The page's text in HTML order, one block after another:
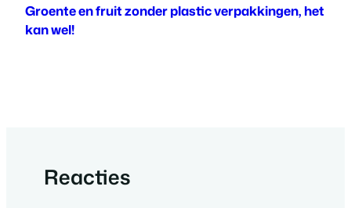
Groente en fruit zonder plastic verpakkingen, het
kan wel!
Reacties